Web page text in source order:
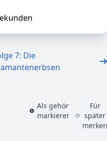
7: Die
Als gehört
markieren
Für
später